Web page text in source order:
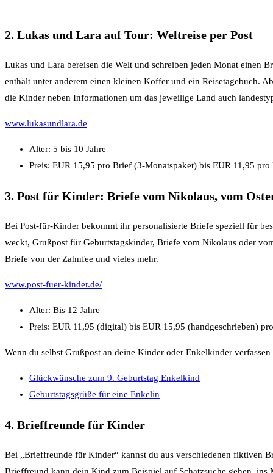
2. Lukas und Lara auf Tour: Weltreise per Post
Lukas und Lara bereisen die Welt und schreiben jeden Monat einen
enthält unter anderem einen kleinen Koffer und ein Reisetagebuch.
die Kinder neben Informationen um das jeweilige Land auch
www.lukasundlara.de
Alter: 5 bis 10 Jahre
Preis: EUR 15,95 pro Brief (3-Monatspaket) bis EUR 11,95
3. Post für Kinder: Briefe vom Nikolaus, vom
Bei Post-für-Kinder bekommt ihr personalisierte Briefe speziell für
weckt, Grußpost für Geburtstagskinder, Briefe vom Nikolaus oder
Briefe von der Zahnfee und vieles mehr.
www.post-fuer-kinder.de/
Alter: Bis 12 Jahre
Preis: EUR 11,95 (digital) bis EUR 15,95 (handgeschrieben)
Wenn du selbst Grußpost an deine Kinder oder Enkelkinder
Glückwünsche zum 9. Geburtstag Enkelkind
Geburtstagsgrüße für eine Enkelin
4. Brieffreunde für Kinder
Bei „Brieffreunde für Kinder“ kannst du aus verschiedenen fiktiven